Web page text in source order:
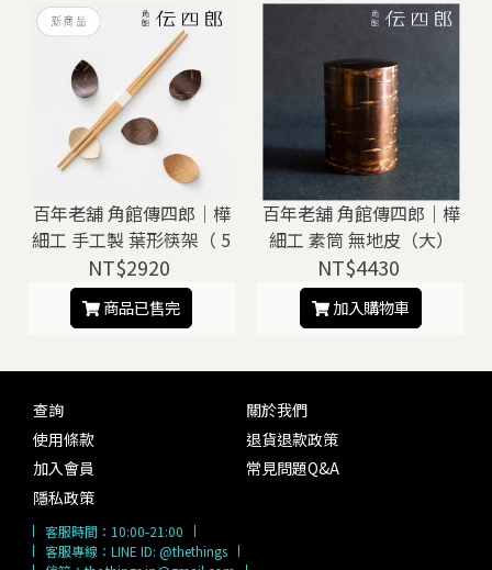
百年老舖 角館傳四郎｜樺
細工 手工製 葉形筷架（ 5
枚 ）
NT$2920
商品已售完
百年老舖 角館傳四郎｜樺
細工 素筒 無地皮（大）
NT$4430
加入購物車
查詢
關於我們
使用條款
退貨退款政策
加入會員
常見問題Q&A
隱私政策
客服時間： 10:00-21:00
客服專線： LINE ID: @thethings